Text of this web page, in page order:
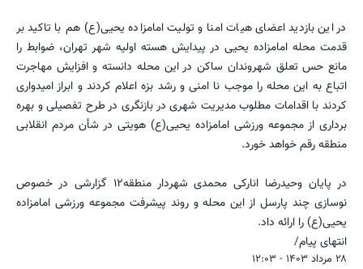
در این بازدید اعضای هیات امنا و تولیت امامزاده یحیی(ع) هم با تاکید بر
قدمت محله امامزاده یحیی در پیدایش هسته اولیه شهر تهران، ضوابط را
مانع حس تعلق شهروندان ساکن در این محله دانسته و افزایش مهاجرت
اتباع به این محله را موجب نا امنی و رشد بزه اعلام کردند و ابراز امیدواری
کردند با اقدامات مطلوب مدیریت شهری در بازنگری در طرح تفصیلی و بهره
برداری از مجموعه ورزشی امامزاده یحیی(ع) هویتی در شأن مردم انقلابی
منطقه رقم خواهد خورد.
در پایان وحیدرضا انارکی محمدی شهردار منطقه۱۲ گزارشی در خصوص
نوسازی چند پارسل از این محله و روند پیشرفت مجموعه ورزشی امامزاده
یحیی(ع) را ارائه داد.
انتهای پیام/
۲۸ مرداد ۱۴۰۳ - ۱۲:۰۳